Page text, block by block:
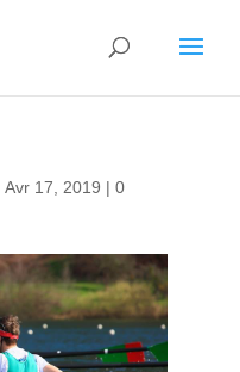
Avr 17, 2019 | 0